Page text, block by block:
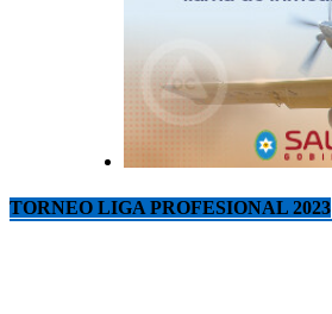
TORNEO LIGA PROFESIONAL 2023